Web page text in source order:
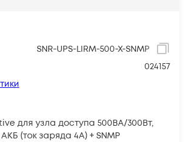
SNR-UPS-LIRM-500-X-SNMP
024157
для узла доступа 500ВА/300Вт,
(ток заряда 4А) + SNMP